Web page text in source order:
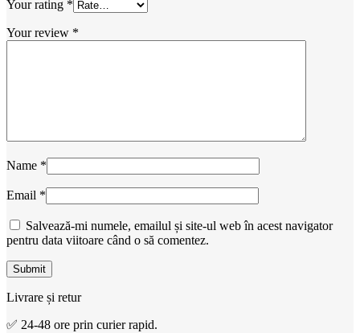
Your rating *
Your review *
Name *
Email *
Salvează-mi numele, emailul și site-ul web în acest navigator
pentru data viitoare când o să comentez.
Livrare și retur
✅ 24-48 ore prin curier rapid.